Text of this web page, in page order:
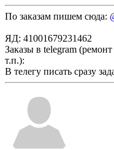
По заказам пишем сюда:
ЯД: 41001679231462
Заказы в telegram
т.п.):
В телегу писать сразу